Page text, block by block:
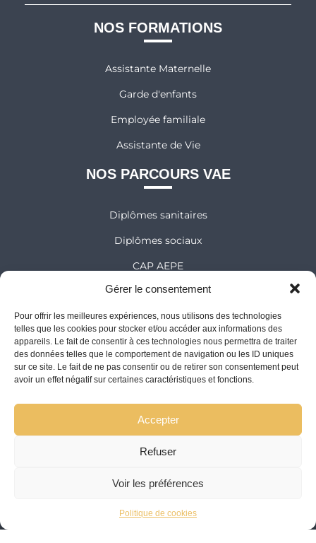
Gérer le consentement
Pour offrir les meilleures expériences, nous utilisons des technologies
telles que les cookies pour stocker et/ou accéder aux informations des
appareils. Le fait de consentir à ces technologies nous permettra de traiter
des données telles que le comportement de navigation ou les ID uniques
sur ce site. Le fait de ne pas consentir ou de retirer son consentement peut
avoir un effet négatif sur certaines caractéristiques et fonctions.
Accepter
Refuser
Voir les préférences
Politique de cookies
NOS FORMATIONS
Assistante Maternelle
Garde d'enfants
Employée familiale
Assistante de Vie
NOS PARCOURS VAE
Diplômes sanitaires
Diplômes sociaux
CAP AEPE
NOS ÉDITIONS
Comprendre pour réussir
Collection le Monde des Apprentis Sages
Dates et Chiffres clés
Notre équipe
Notre vision